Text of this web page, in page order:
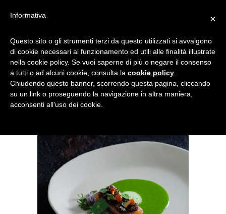
FOOD_ENSEMBLE 2
×
Informativa
Questo sito o gli strumenti terzi da questo utilizzati si avvalgono
di cookie necessari al funzionamento ed utili alle finalità illustrate
nella cookie policy. Se vuoi saperne di più o negare il consenso
a tutti o ad alcuni cookie, consulta la cookie policy
Chiudendo questo banner, scorrendo questa pagina, cliccando
su un link o proseguendo la navigazione in altra maniera,
acconsenti all’uso dei cookie.